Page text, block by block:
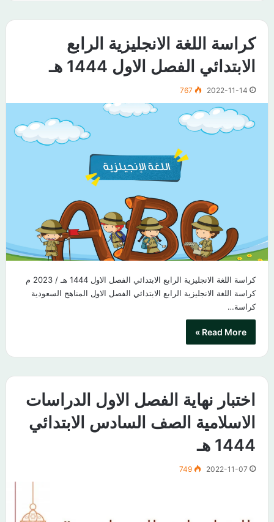
كراسة اللغة الانجليزية الرابع
الابتدائي الفصل الاول 1444 هـ
2022-11-14
767
كراسة اللغة الانجليزية الرابع الابتدائي الفصل الاول 1444 هـ / 2023 م
كراسة اللغة الانجليزية الرابع الابتدائي الفصل الاول المناهج السعودية
كراسة…
Read More »
اختبار نهاية الفصل الاول الدراسات
الاسلامية الصف السادس الابتدائي
1444 هـ
2022-11-07
749